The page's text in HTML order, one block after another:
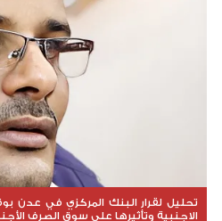
تحليل لقرار البنك المركزي في عدن
الاجنبية وتأثيرها على سوق الصرف